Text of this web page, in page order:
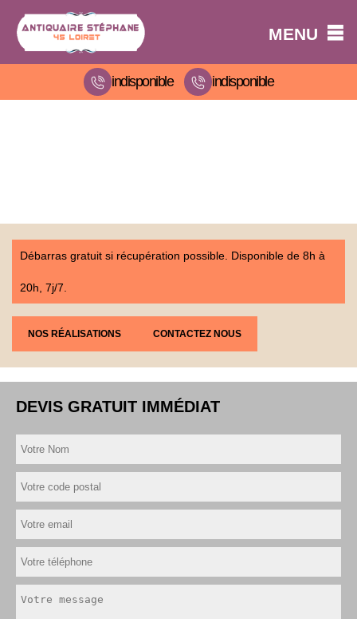
MENU
indisponible indisponible
Débarras gratuit si récupération possible. Disponible de 8h à
20h, 7j/7.
NOS RÉALISATIONS CONTACTEZ NOUS
DEVIS GRATUIT IMMÉDIAT